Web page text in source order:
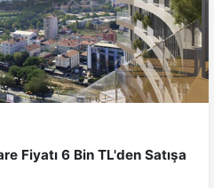
Fiyatı 6 Bin TL'den Satışa